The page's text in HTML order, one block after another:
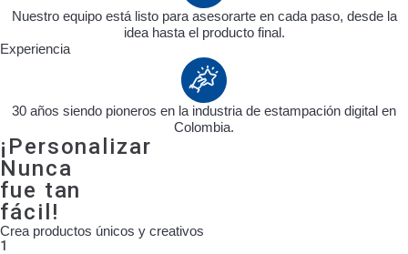
Nuestro equipo está listo para asesorarte en cada paso, desde la
idea hasta el producto final.
Experiencia
30 años siendo pioneros en la industria de estampación digital en
Colombia.
¡Personalizar
Nunca
fue tan
fácil!
Crea productos únicos y creativos
1